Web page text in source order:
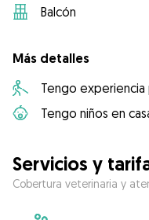
Balcón
Más detalles
Tengo
Tengo niños en
Servicios y
Cobertura veterinaria y